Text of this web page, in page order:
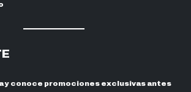
y conoce promociones exclusivas antes